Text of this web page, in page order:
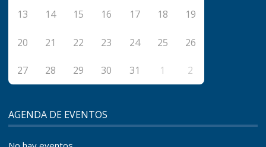
13 14 15 16 17 18 19
20 21 22 23 24 25 26
27 28 29 30 31 1 2
AGENDA DE EVENTOS